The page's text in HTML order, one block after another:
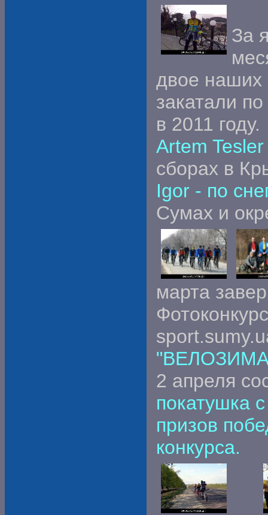
За
двое наших
закатали
в 2011 году.
Artem
сборах в
Igor - по
Сумах и
марта
2 апреля
покатушка
призов
конкурса.